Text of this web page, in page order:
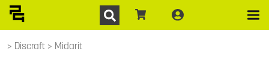
Discraft Midarit